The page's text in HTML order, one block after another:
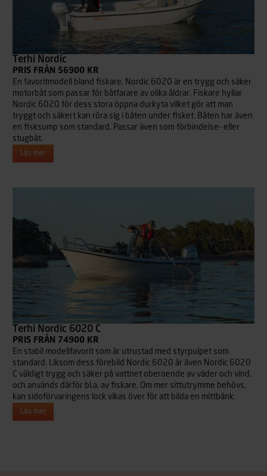
Terhi Nordic
PRIS FRÅN 56900 KR
En favoritmodell bland fiskare. Nordic 6020 är en trygg och säker
motorbåt som passar för båtfarare av olika åldrar. Fiskare hyllar
Nordic 6020 för dess stora öppna durkyta vilket gör att man
tryggt och säkert kan röra sig i båten under fisket. Båten har även
en fisksump som standard. Passar även som förbindelse- eller
stugbåt.
Läs mer
Terhi Nordic 6020 C
PRIS FRÅN 74900 KR
En stabil modellfavorit som är utrustad med styrpulpet som
standard. Liksom dess förebild Nordic 6020 är även Nordic 6020
C väldigt trygg och säker på vattnet oberoende av väder och vind,
och används därför bl.a. av fiskare. Om mer sittutrymme behövs,
kan sidoförvaringens lock vikas över för att bilda en mittbänk.
Läs mer